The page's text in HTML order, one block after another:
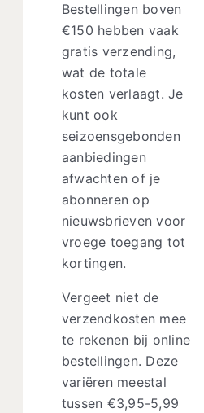
Bestellingen boven
€150 hebben vaak
gratis verzending,
wat de totale
kosten verlaagt. Je
kunt ook
seizoensgebonden
aanbiedingen
afwachten of je
abonneren op
nieuwsbrieven voor
vroege toegang tot
kortingen.
Vergeet niet de
verzendkosten mee
te rekenen bij online
bestellingen. Deze
variëren meestal
tussen €3,95-5,99